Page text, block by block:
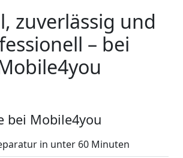
zuverlässig und
– bei
bei Mobile4you
in unter 60 Minuten